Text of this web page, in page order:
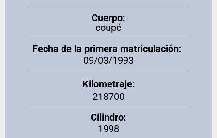
Cuerpo:
coupé
Fecha de la primera matriculación:
09/03/1993
Kilometraje:
218700
Cilindro:
1998